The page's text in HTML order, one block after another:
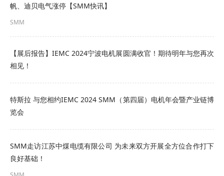
术难关，并务实拓展在农林、工业等领域的规模化
应用场景。
为推动解决上述跨行业共性难题，打通产业链上下
游堵点难点，促进产业协同创新与资源高效对接，4
月16日-4月17日，由上海有色网信息科技股份有限
公司（SMM）、山东爱思信息科技有限公司主办，
办，上海嘉朗实业有限公司、泰科电子有限公司、
帆、迪贝电气涨停【SMM快讯】
SMM
【展后报告】IEMC 2024宁波电机展圆满收官！期待明年与您再次
相见！
特斯拉 与您相约IEMC 2024 SMM（第四届）电机年会暨产业链博
览会
SMM走访江苏中煤电缆有限公司 为未来双方开展全方位合作打下
良好基础！